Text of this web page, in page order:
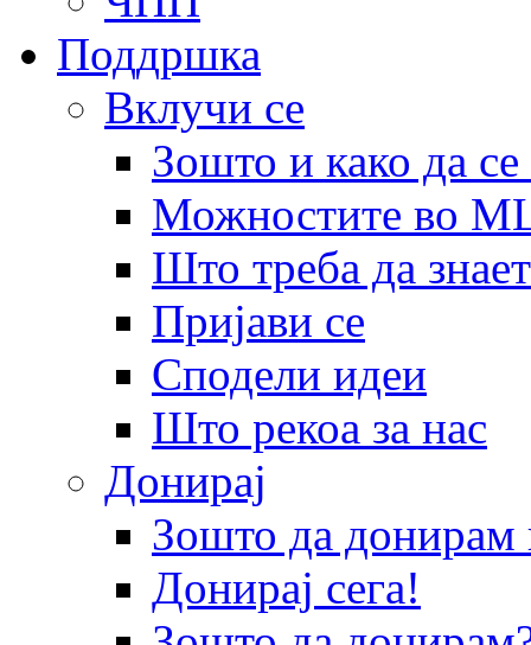
Поддршка
Вклучи се
Зошто и како да
Можностите во
Што треба да
Пријави се
Сподели идеи
Што рекоа за нас
Донирај
Зошто да
Донирај сега!